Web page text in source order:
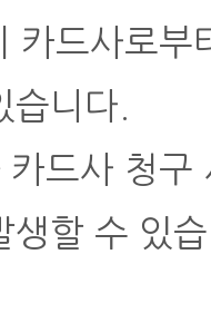
드사로부
니다.
드사 청구
생할 수 있